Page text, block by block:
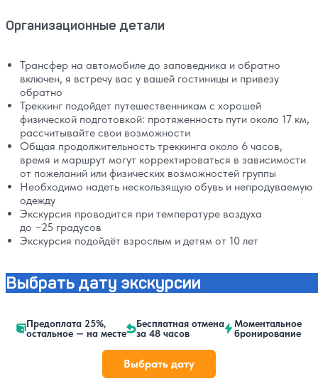
Организационные детали
Трансфер на автомобиле до заповедника и обратно
включен, я встречу вас у вашей гостиницы и привезу
обратно
Треккинг подойдет путешественникам с хорошей
физической подготовкой: протяженность пути около 17 км,
рассчитывайте свои возможности
Общая продолжительность треккинга около 6 часов,
время и маршрут могут корректироваться в зависимости
от пожеланий или физических возможностей группы
Необходимо надеть нескользящую обувь и непродуваемую
одежду
Экскурсия проводится при температуре воздуха
до −25 градусов
Экскурсия подойдёт взрослым и детям от 10 лет
Выбрать дату экскурсии
Предоплата 25%,
остальное — на месте
Бесплатная отмена
за 48 часов
Моментальное
бронирование
Выбрать дату